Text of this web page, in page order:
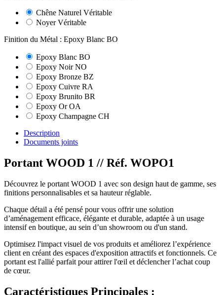
Chêne Naturel Véritable
Noyer Véritable
Finition du Métal : Epoxy Blanc BO
Epoxy Blanc BO
Epoxy Noir NO
Epoxy Bronze BZ
Epoxy Cuivre RA
Epoxy Brunito BR
Epoxy Or OA
Epoxy Champagne CH
Description
Documents joints
Portant WOOD 1 // Réf. WOPO1
Découvrez le portant WOOD 1 avec son design haut de gamme, ses
finitions personnalisables et sa hauteur réglable.
Chaque détail a été pensé pour vous offrir une solution
d’aménagement efficace, élégante et durable, adaptée à un usage
intensif en boutique, au sein d’un showroom ou d'un stand.
Optimisez l'impact visuel de vos produits et améliorez l’expérience
client en créant des espaces d'exposition attractifs et fonctionnels. Ce
portant est l'allié parfait pour attirer l'œil et déclencher l’achat coup
de cœur.
Caractéristiques Principales :